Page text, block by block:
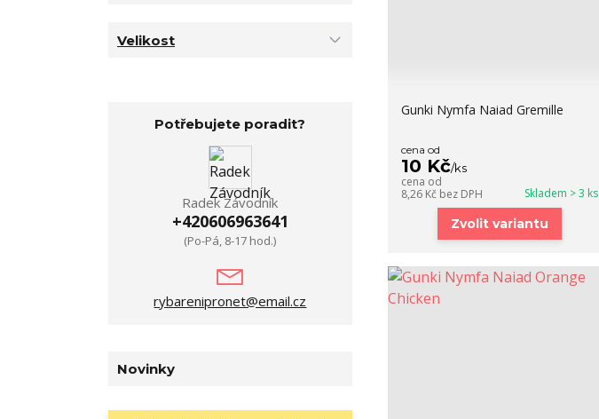
Gunki Nymfa Naiad Gremille
cena od
10 Kč/ks
cena od
8,26 Kč bez DPH Skladem > 3 ks
Zvolit variantu
Velikost
Potřebujete poradit?
Radek Závodník
+420606963641
(Po-Pá, 8-17 hod.)
rybarenipronet@email.cz
Novinky